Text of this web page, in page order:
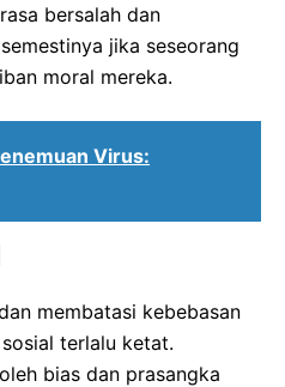
bersalah dan
jika seseorang
moral mereka.
Virus:
membatasi kebebasan
terlalu ketat.
bias dan prasangka